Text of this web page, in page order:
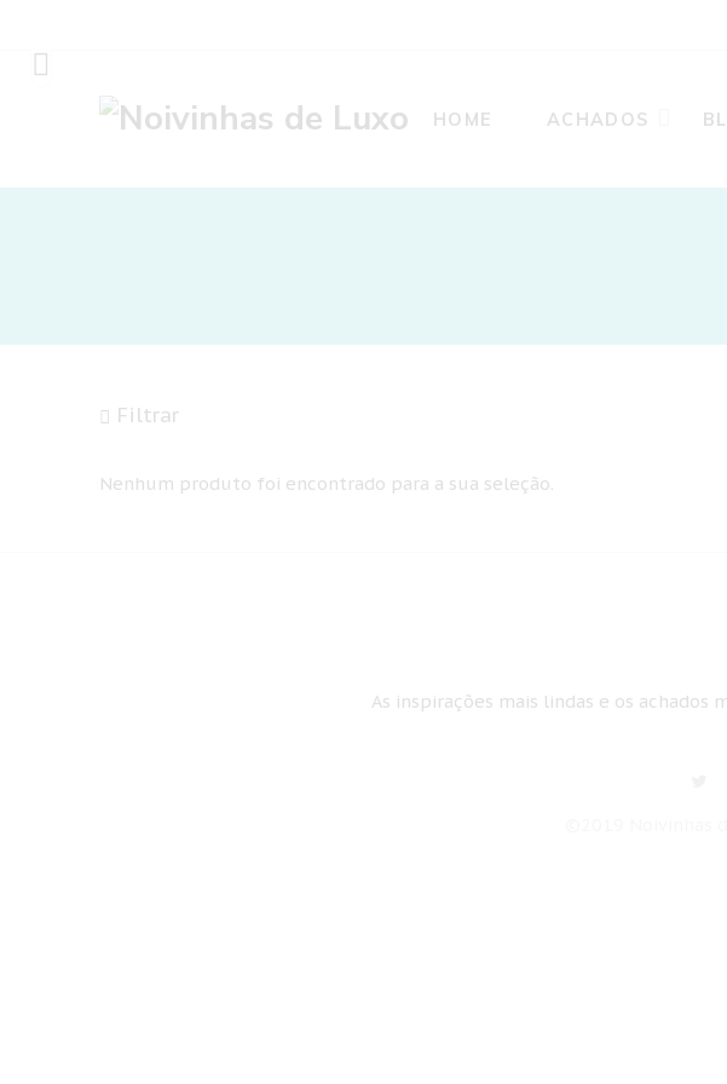
HOME ACHADOS
Filtrar
Nenhum produto foi encontrado para a sua seleção.
As inspirações mais lindas e os